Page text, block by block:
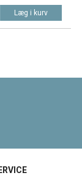
Læg i kurv